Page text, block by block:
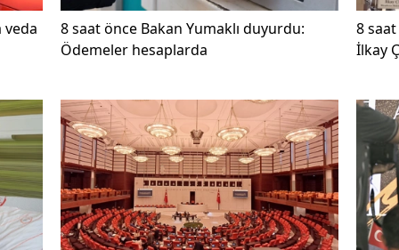
veda 8 saat önce Bakan Yumaklı duyurdu:
Ödemeler hesaplarda
8
İlkay